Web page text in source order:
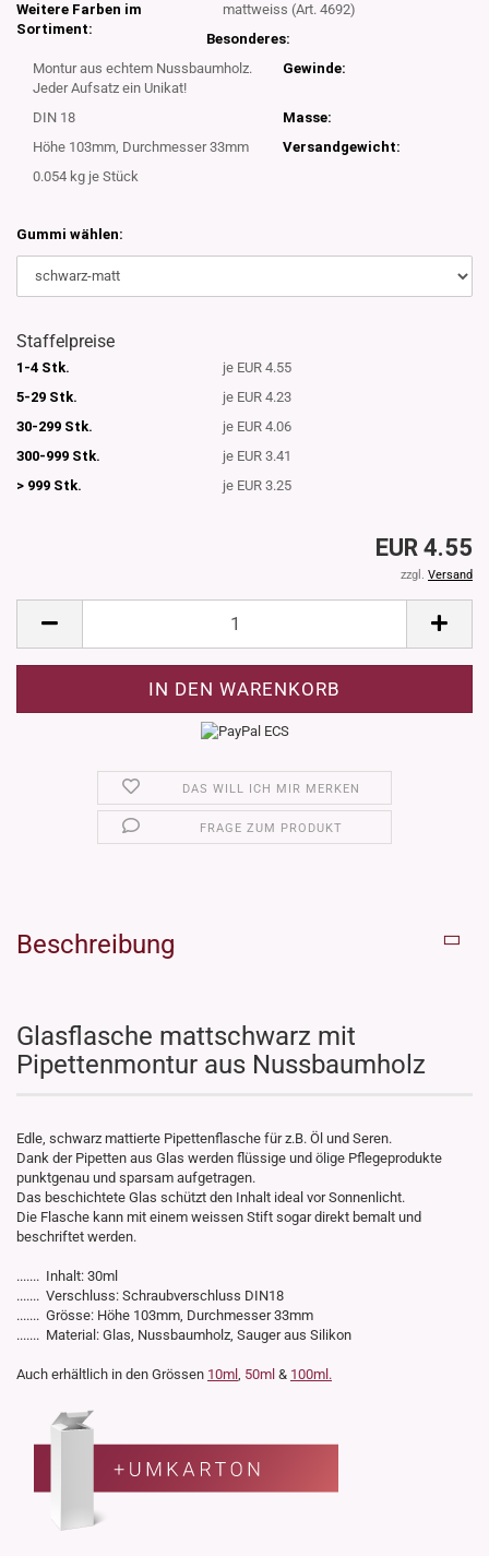
Weitere Farben im
Sortiment:
mattweiss (Art. 4692)
Besonderes:
Montur aus echtem Nussbaumholz.
Jeder Aufsatz ein Unikat!
Gewinde:
DIN 18
Masse:
Höhe 103mm, Durchmesser 33mm
Versandgewicht:
0.054 kg je Stück
Gummi wählen:
Staffelpreise
1-4 Stk.
je EUR 4.55
5-29 Stk.
je EUR 4.23
30-299 Stk.
je EUR 4.06
300-999 Stk.
je EUR 3.41
> 999 Stk.
je EUR 3.25
EUR 4.55
zzgl. Versand
DAS WILL ICH MIR MERKEN
FRAGE ZUM PRODUKT
Beschreibung
Glasflasche mattschwarz mit
Pipettenmontur aus Nussbaumholz
Edle, schwarz mattierte Pipettenflasche für z.B. Öl und Seren.
Dank der Pipetten aus Glas werden flüssige und ölige Pflegeprodukte
punktgenau und sparsam aufgetragen.
Das beschichtete Glas schützt den Inhalt ideal vor Sonnenlicht.
Die Flasche kann mit einem weissen Stift sogar direkt bemalt und
beschriftet werden.
....... Inhalt: 30ml
....... Verschluss: Schraubverschluss DIN18
....... Grösse: Höhe 103mm, Durchmesser 33mm
....... Material: Glas, Nussbaumholz, Sauger aus Silikon
Auch erhältlich in den Grössen 10ml , 50ml & 100ml.